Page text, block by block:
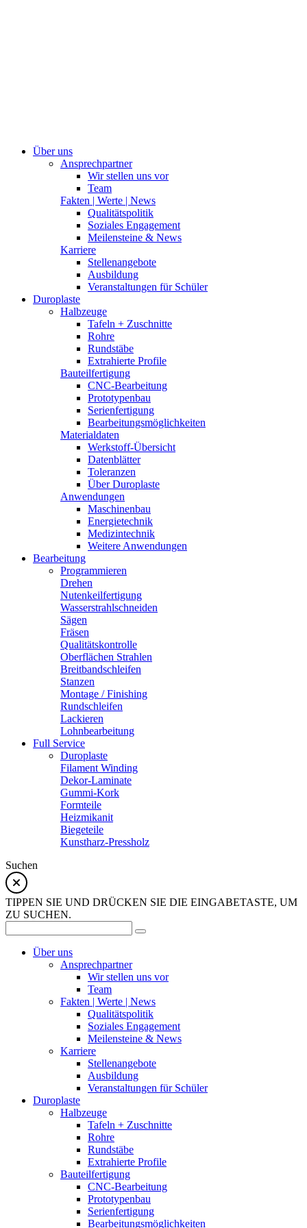
Über uns
Ansprechpartner
Wir stellen uns vor
Team
Fakten | Werte | News
Qualitätspolitik
Soziales Engagement
Meilensteine & News
Karriere
Stellenangebote
Ausbildung
Veranstaltungen für Schüler
Duroplaste
Halbzeuge
Tafeln + Zuschnitte
Rohre
Rundstäbe
Extrahierte Profile
Bauteilfertigung
CNC-Bearbeitung
Prototypenbau
Serienfertigung
Bearbeitungsmöglichkeiten
Materialdaten
Werkstoff-Übersicht
Datenblätter
Toleranzen
Über Duroplaste
Anwendungen
Maschinenbau
Energietechnik
Medizintechnik
Weitere Anwendungen
Bearbeitung
Programmieren
Drehen
Nutenkeilfertigung
Wasserstrahlschneiden
Sägen
Fräsen
Qualitätskontrolle
Oberflächen Strahlen
Breitbandschleifen
Stanzen
Montage / Finishing
Rundschleifen
Lackieren
Lohnbearbeitung
Full Service
Duroplaste
Filament Winding
Dekor-Laminate
Gummi-Kork
Formteile
Heizmikanit
Biegeteile
Kunstharz-Pressholz
Suchen
TIPPEN SIE UND DRÜCKEN SIE DIE EINGABETASTE, UM
ZU SUCHEN.
Über uns
Ansprechpartner
Wir stellen uns vor
Team
Fakten | Werte | News
Qualitätspolitik
Soziales Engagement
Meilensteine & News
Karriere
Stellenangebote
Ausbildung
Veranstaltungen für Schüler
Duroplaste
Halbzeuge
Tafeln + Zuschnitte
Rohre
Rundstäbe
Extrahierte Profile
Bauteilfertigung
CNC-Bearbeitung
Prototypenbau
Serienfertigung
Bearbeitungsmöglichkeiten